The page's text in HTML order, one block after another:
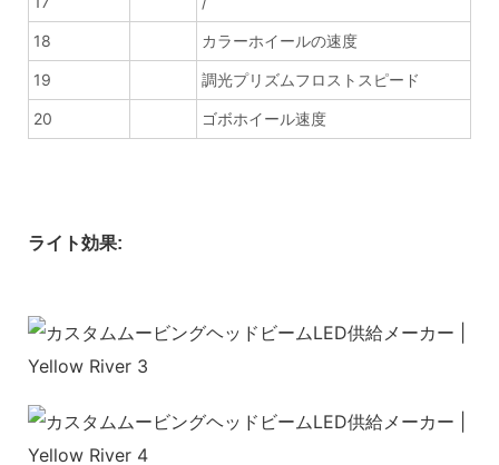
18 カラーホイールの速度
19 調光プリズムフロストスピード
20 ゴボホイール速度
ライト効果: